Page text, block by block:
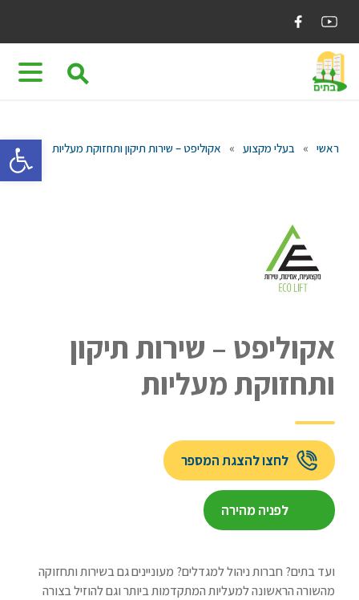
content
⚲
ראשי » בעלי מקצוע » אקוליפט – שירות תיקון ותחזוקת מעליות
אקוליפט – שירות תיקון
ותחזוקת מעליות
לחצו להצגת המספר
לפניה מהירה
ועד בתים? חברות ניהול למגדלים? מעוניינים גם בשירות ותחזוקה
מהשורה הראשונה למעליות המתקדמות ביותר וגם להוזיל בצורה